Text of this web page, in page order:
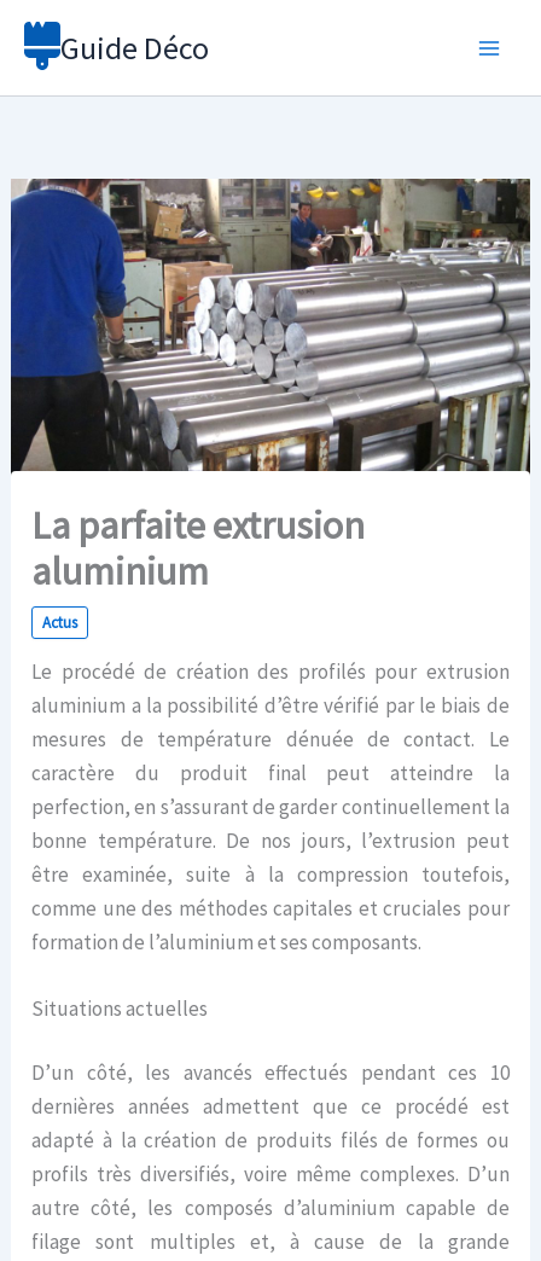
Aller
Guide Déco
La parfaite extrusion
aluminium
Actus
Le procédé de création des profilés pour extrusion
aluminium a la possibilité d’être vérifié par le biais de
mesures de température dénuée de contact. Le
caractère du produit final peut atteindre la
perfection, en s’assurant de garder continuellement la
bonne température. De nos jours, l’extrusion peut
être examinée, suite à la compression toutefois,
comme une des méthodes capitales et cruciales pour
formation de l’aluminium et ses composants.
Situations actuelles
D’un côté, les avancés effectués pendant ces 10
dernières années admettent que ce procédé est
adapté à la création de produits filés de formes ou
profils très diversifiés, voire même complexes. D’un
autre côté, les composés d’aluminium capable de
filage sont multiples et, à cause de la grande